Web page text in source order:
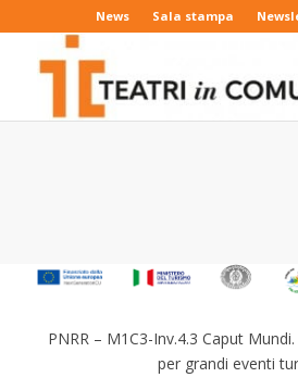
News Sala stampa
PNRR – M1C3-Inv.4.3 Caput
per grandi eventi